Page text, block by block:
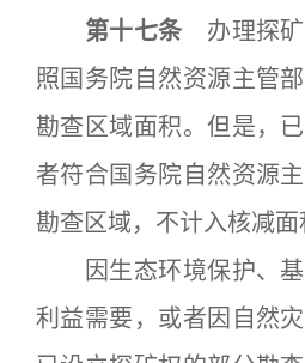
第十七条 办理探
照国务院自然资源主管
勘查区域面积。但是，
者符合国务院自然资源
勘查区域，不计入核减面
因生态环境保护、基
利益需要，或者因自然